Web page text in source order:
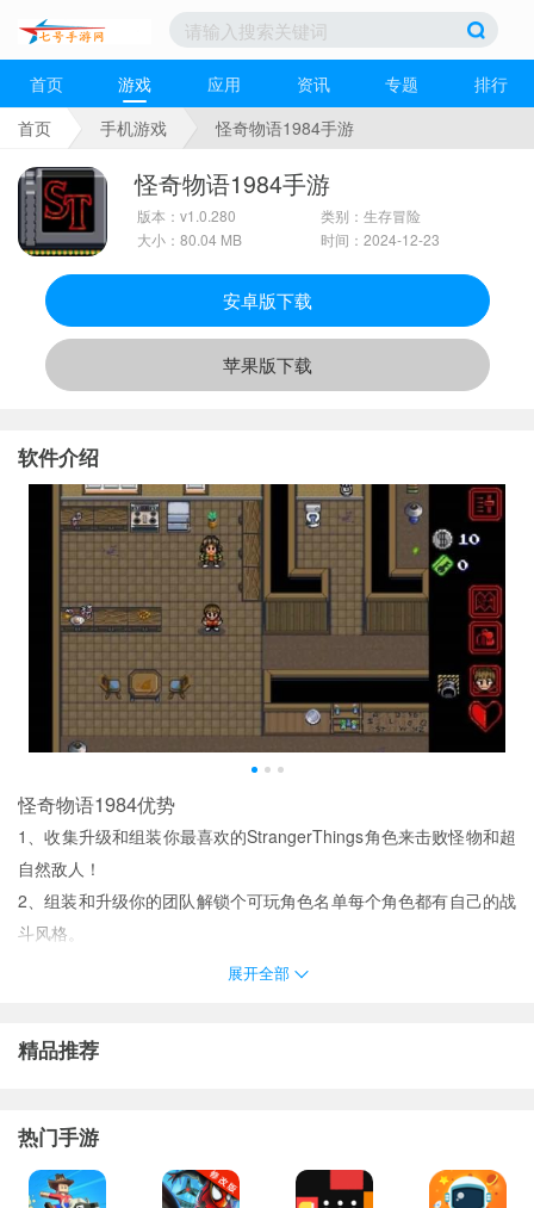
首页 游戏 应用 资讯 专题
排行
首页
手机游戏 怪奇物语1984手游
怪奇物语1984手游
版本：v1.0.280
大小：80.04 MB
类别：生存冒险
时间：2024-12-23
安卓版下载
苹果版下载
软件介绍
怪奇物语1984优势
1、收集升级和组装你最喜欢的StrangerThings角色来击败怪物和超
自然敌人！
2、组装和升级你的团队解锁个可玩角色名单每个角色都有自己的战
斗风格。
3、打开所有的激光门你将进入战斗Boss然后门右侧的书(或地图)就
自定义的。
创意想法的
游戏氛围。
展开全部
精品推荐
热门手游